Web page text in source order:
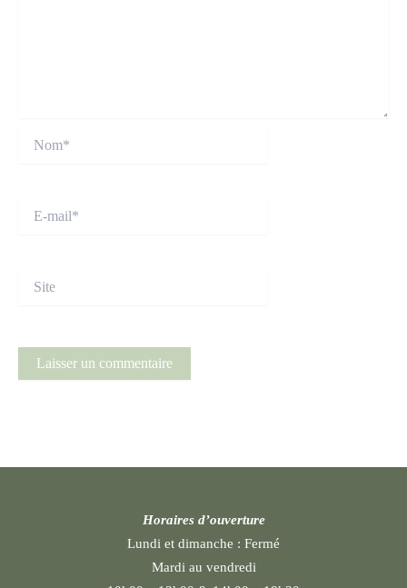
mail*
Horaires d’ouverture
Lundi et dimanche : Fermé
Mardi au vendredi